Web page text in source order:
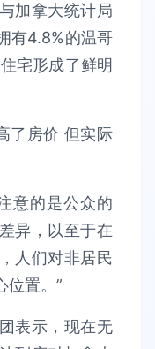
加拿大统计局
有4.8%的温哥
宅形成了鲜明
意的是公众的
异，以至于在
人们对非居民
位置。”
表示，现在无